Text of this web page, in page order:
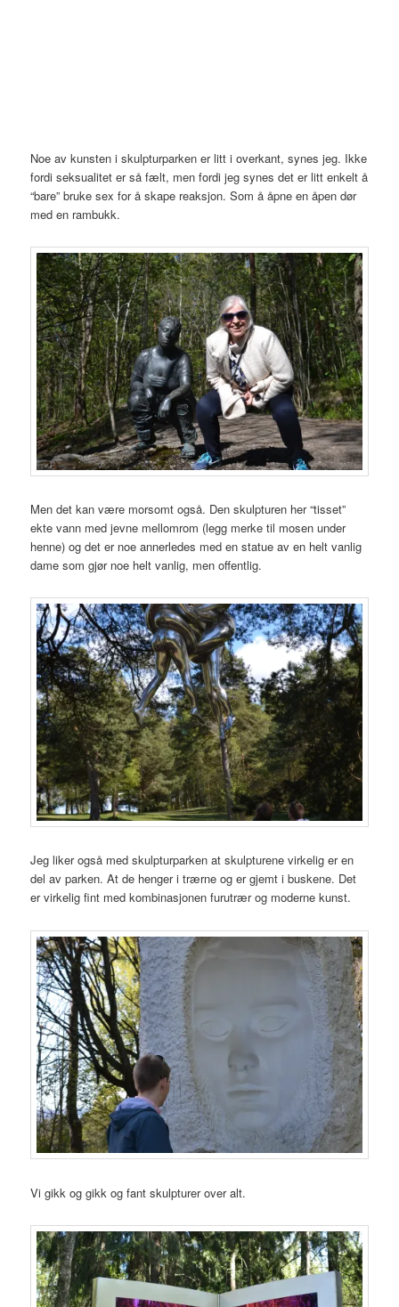
Noe av kunsten i skulpturparken er litt i overkant, synes jeg. Ikke
fordi seksualitet er så fælt, men fordi jeg synes det er litt enkelt å
“bare” bruke sex for å skape reaksjon. Som å åpne en åpen dør
med en rambukk.
Men det kan være morsomt også. Den skulpturen her “tisset”
ekte vann med jevne mellomrom (legg merke til mosen under
henne) og det er noe annerledes med en statue av en helt vanlig
dame som gjør noe helt vanlig, men offentlig.
Jeg liker også med skulpturparken at skulpturene virkelig er en
del av parken. At de henger i trærne og er gjemt i buskene. Det
er virkelig fint med kombinasjonen furutrær og moderne kunst.
Vi gikk og gikk og fant skulpturer over alt.